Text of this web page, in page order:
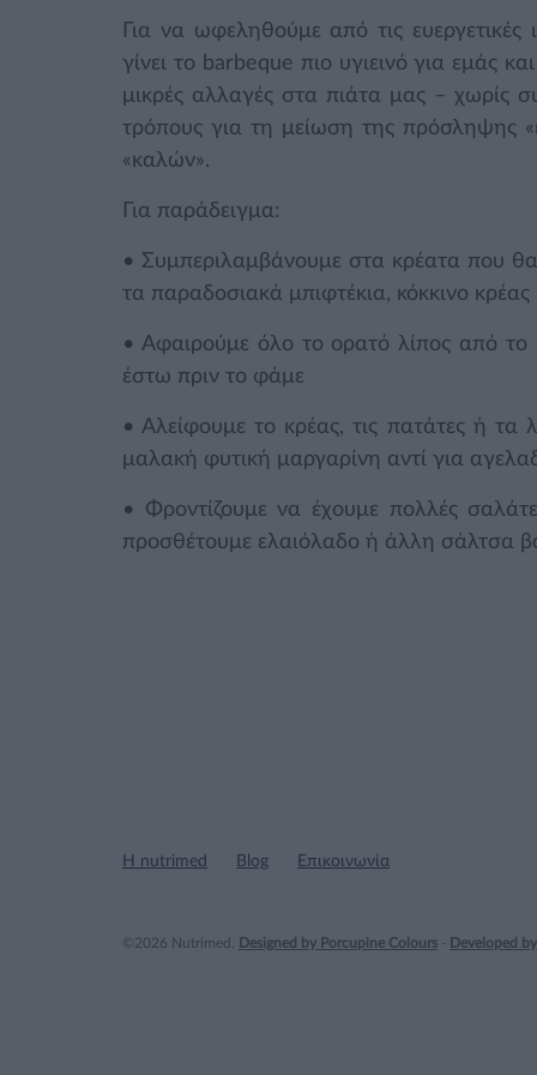
Για να ωφεληθούμε από τις
γίνει το barbeque πιο υγιεινό για εμάς
μικρές αλλαγές στα πιάτα μας – χωρίς
τρόπους για τη μείωση της πρόσληψης
«καλών».
Για παράδειγμα:
• Συμπεριλαμβάνουμε στα κρέατα που
τα παραδοσιακά μπιφτέκια, κόκκινο κρέας
• Αφαιρούμε όλο το ορατό λίπος από
έστω πριν το φάμε
• Αλείφουμε το κρέας, τις πατάτες ή
μαλακή φυτική μαργαρίνη αντί για
• Φροντίζουμε να έχουμε πολλές
προσθέτουμε ελαιόλαδο ή άλλη σάλτσα
Η nutrimed Blog Επικοινωνία
©2026 Nutrimed. Designed by Porcupine Colours - Developed